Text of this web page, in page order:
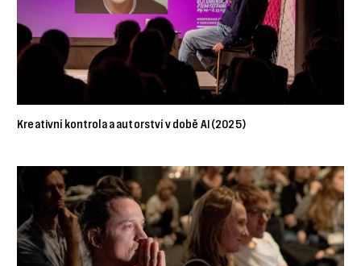
Kreativní kontrola a autorství v době AI (2025)